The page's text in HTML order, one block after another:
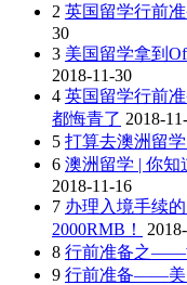
2 英国留学行前
30
3 美国留学拿到
2018-11-30
4 英国留学行前
都悔青了 2018-
5 打算去澳洲留
6 澳洲留学 | 你知
2018-11-16
7 办理入境手续
2000RMB！
8 行前准备之——
9 行前准备——美